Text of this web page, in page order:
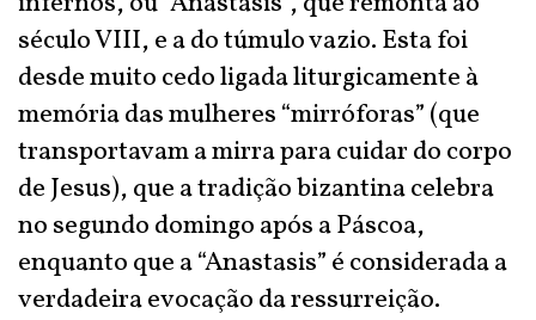
século VIII, e a do túmulo vazio. Esta foi
desde muito cedo ligada liturgicamente à
memória das mulheres “mirróforas” (que
transportavam a mirra para cuidar do corpo
de Jesus), que a tradição bizantina celebra
no segundo domingo após a Páscoa,
enquanto que a “Anastasis” é considerada a
verdadeira evocação da ressurreição.